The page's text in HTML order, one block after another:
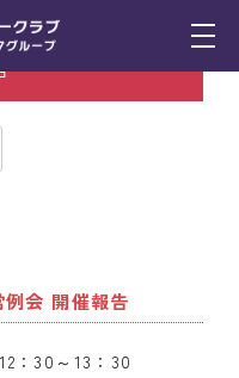
会 開催報告
：30～13：30